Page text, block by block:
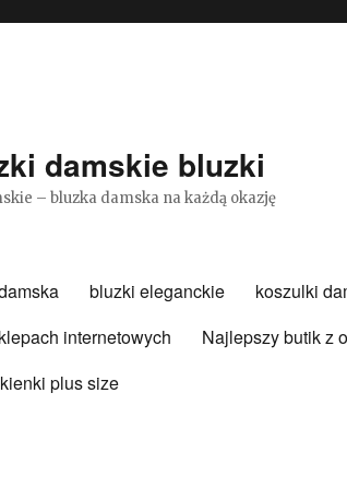
damskie bluzki
– bluzka damska na każdą okazję
bluzki eleganckie koszulki
internetowych
Najlepszy butik z
plus size